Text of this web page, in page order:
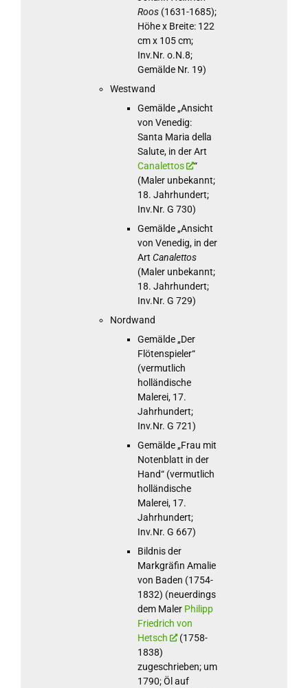
Roos(1631-1685);
Höhe x Breite: 122
cm x 105 cm;
Inv.Nr. o.N.8;
Gemälde Nr. 19)
Westwand
Gemälde „Ansicht
von Venedig:
Santa Maria della
Salute, in der Art
Canalettos
“
(Maler unbekannt;
18. Jahrhundert;
Inv.Nr. G 730)
Gemälde „Ansicht
von Venedig, in der
Art Canalettos
(Maler unbekannt;
18. Jahrhundert;
Inv.Nr. G 729)
Nordwand
Gemälde „Der
Flötenspieler“
(vermutlich
holländische
Malerei, 17.
Jahrhundert;
Inv.Nr. G 721)
Gemälde „Frau mit
Notenblatt in der
Hand“ (vermutlich
holländische
Malerei, 17.
Jahrhundert;
Inv.Nr. G 667)
Bildnis der
Markgräfin Amalie
von Baden (1754-
1832) (neuerdings
dem Maler Philipp
Friedrich von
Hetsch
(1758-
1838)
zugeschrieben; um
1790; Öl auf